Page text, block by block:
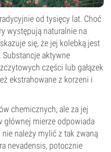
od tysięcy lat. Choć
występują naturalnie na
się, że jej kolebką jest
Substancje aktywne
części lub gałązek
ekstrahowane z korzeni i
chemicznych, ale za jej
głównej mierze odpowiada
należy mylić z tak zwaną
nevadensis, potocznie